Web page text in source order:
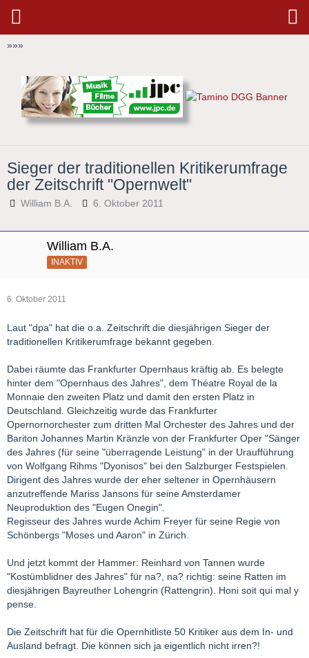
»»»
Sieger der traditionellen Kritikerumfrage
der Zeitschrift "Opernwelt"
William B.A. 6. Oktober 2011
William B.A.
INAKTIV
6. Oktober 2011
Laut "dpa" hat die o.a. Zeitschrift die diesjährigen Sieger der
traditionellen Kritikerumfrage bekannt gegeben.
Dabei räumte das Frankfurter Opernhaus kräftig ab. Es belegte
hinter dem "Opernhaus des Jahres", dem Théatre Royal de la
Monnaie den zweiten Platz und damit den ersten Platz in
Deutschland. Gleichzeitig wurde das Frankfurter
Opernornorchester zum dritten Mal Orchester des Jahres und der
Bariton Johannes Martin Kränzle von der Frankfurter Oper "Sänger
des Jahres (für seine "überragende Leistung" in der Uraufführung
von Wolfgang Rihms "Dyonisos" bei den Salzburger Festspielen.
Dirigent des Jahres wurde der eher seltener in Opernhäusern
anzutreffende Mariss Jansons für seine Amsterdamer
Neuproduktion des "Eugen Onegin".
Regisseur des Jahres wurde Achim Freyer für seine Regie von
Schönbergs "Moses und Aaron" in Zürich.
Und jetzt kommt der Hammer: Reinhard von Tannen wurde
"Kostümblidner des Jahres" für na?, na? richtig: seine Ratten im
diesjährigen Bayreuther Lohengrin (Rattengrin). Honi soit qui mal y
pense.
Die Zeitschrift hat für die Opernhitliste 50 Kritiker aus dem In- und
Ausland befragt. Die können sich ja eigentlich nicht irren?!